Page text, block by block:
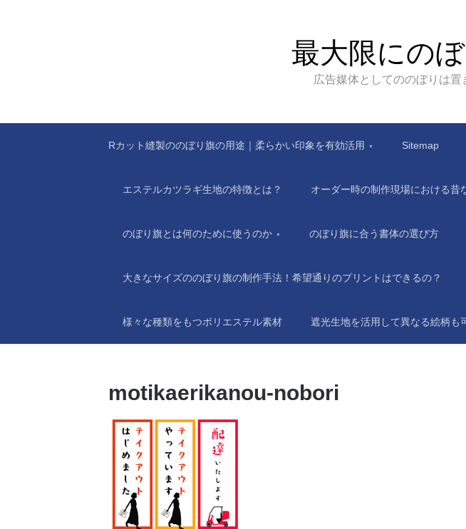
最大限にの
広告媒体としてののぼりは置
Rカット縫製ののぼり旗の用途｜柔らかい印象を有効活用 Sitemap
エステルカツラギ生地の特徴とは？ オーダー時の制作現場における昔
のぼり旗とは何のために使うのか のぼり旗に合う書体の選び方
大きなサイズののぼり旗の制作手法！希望通りのプリントはできるの？
様々な種類をもつポリエステル素材 遮光生地を活用して異なる絵柄も
motikaerikanou-nobori